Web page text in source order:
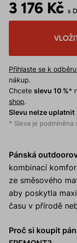
3 176 Kč s
Přihlaste se k
nákup.
Chcete slevu 10 %*
shop.
Slevu nelze uplatnit
* Sleva je
Pánská
kombinací
ze směsového
aby poskytla
času v přírodě
Proč si koupit